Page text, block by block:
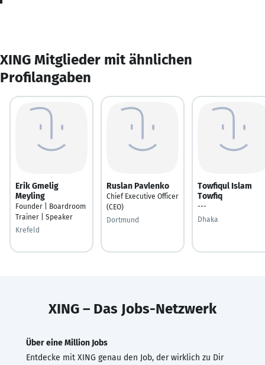
XING Mitglieder mit ähnlichen
Profilangaben
Erik Gmelig
Meyling
Founder | Boardroom
Trainer | Speaker
Krefeld
Ruslan Pavlenko
Chief Executive Officer
(CEO)
Dortmund
Towfiqul Islam
Towfiq
---
Dhaka
XING – Das Jobs-Netzwerk
Über eine Million Jobs
Entdecke mit XING genau den Job, der wirklich zu Dir